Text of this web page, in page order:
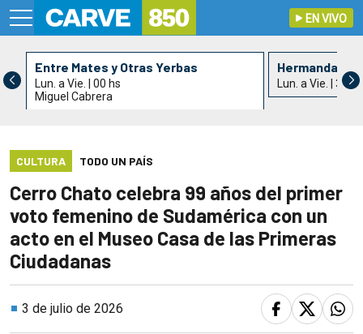
EN VIVO
Entre Mates y Otras Yerbas
Lun. a Vie. | 00 hs
Miguel Cabrera
Hermandad
Lun. a Vie. | 3 hs
CULTURA TODO UN PAÍS
Cerro Chato celebra 99 años del primer
voto femenino de Sudamérica con un
acto en el Museo Casa de las Primeras
Ciudadanas
3 de julio de 2026